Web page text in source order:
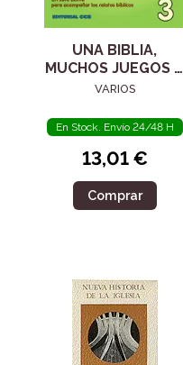
UNA BIBLIA,
MUCHOS JUEGOS /
3
VARIOS
En Stock. Envío 24/48 H
13,01 €
Comprar